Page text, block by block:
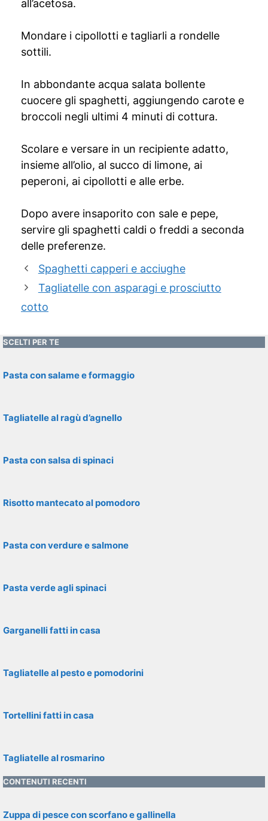
all’acetosa.
Mondare i cipollotti e tagliarli a rondelle
sottili.
In abbondante acqua salata bollente
cuocere gli spaghetti, aggiungendo carote e
broccoli negli ultimi 4 minuti di cottura.
Scolare e versare in un recipiente adatto,
insieme all’olio, al succo di limone, ai
peperoni, ai cipollotti e alle erbe.
Dopo avere insaporito con sale e pepe,
servire gli spaghetti caldi o freddi a seconda
delle preferenze.
Spaghetti capperi e acciughe
Tagliatelle con asparagi e prosciutto
cotto
SCELTI PER TE
Pasta con salame e formaggio
Tagliatelle al ragù d’agnello
Pasta con salsa di spinaci
Risotto mantecato al pomodoro
Pasta con verdure e salmone
Pasta verde agli spinaci
Garganelli fatti in casa
Tagliatelle al pesto e pomodorini
Tortellini fatti in casa
Tagliatelle al rosmarino
CONTENUTI RECENTI
Zuppa di pesce con scorfano e gallinella